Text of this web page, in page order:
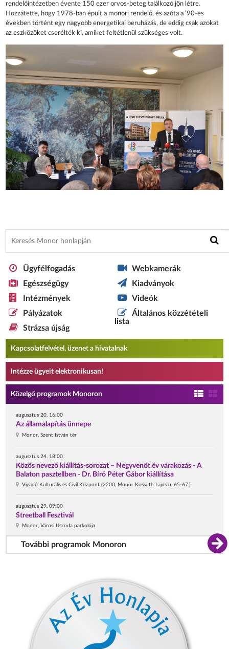
rendelőintézetben évente 150 ezer orvos-beteg találkozó jön létre.
Hozzátette, hogy 1978-ban épült a monori rendelő, és azóta a ’90-es
években történt egy nagyobb energetikai beruházás, de eddig csak azokat
az eszközöket cserélték ki, amiket feltétlenül szükséges volt.
Ügyfélfogadás
Egészségügy
Intézmények
Pályázatok
Strázsa újság
Webkamerák
Kiadványok
Videók
Általános közzétételi
lista
Kapcsolatfelvétel, üzenet a hivatalnak
Intézze ügyeit elektronikusan!
Közelgő programok Monoron
augusztus 20. 16:00
Az államalapítás ünnepe
Monor, Szent István tér
augusztus 24. 18:00
Közös nevező kiállítás-sorozat – Negyvenöt év várakozás - A
Balaton pasztellben - Dr. Bíró Péter Gábor kiállítása
Vigadó Kulturális és Civil Központ (2200, Monor Kossuth Lajos u. 65-67.)
augusztus 29. 09:00
Streetball Fesztivál
Monor, Városi Uszoda parkolója
További programok Monoron